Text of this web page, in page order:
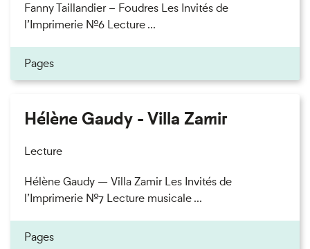
Fanny Taillandier – Foudres Les Invités de
l’Imprimerie n°6 Lecture ...
Pages
Hélène Gaudy - Villa Zamir
Lecture
Hélène Gaudy — Villa Zamir Les Invités de
l’Imprimerie n°7 Lecture musicale ...
Pages